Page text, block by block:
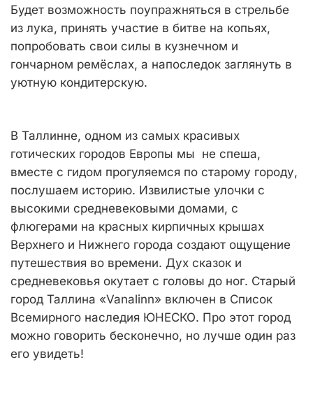
Будет возможность поупражняться в стрельбе
из лука, принять участие в битве на копьях,
попробовать свои силы в кузнечном и
гончарном ремёслах, а напоследок заглянуть в
уютную кондитерскую.
В Таллинне, одном из самых красивых
готических городов Европы мы не спеша,
вместе с гидом прогуляемся по старому городу,
послушаем историю. Извилистые улочки с
высокими средневековыми домами, с
флюгерами на красных кирпичных крышах
Верхнего и Нижнего города создают ощущение
путешествия во времени. Дух сказок и
средневековья окутает с головы до ног. Старый
город Таллина «Vanalinn» включен в Список
Всемирного наследия ЮНЕСКО. Про этот город
можно говорить бесконечно, но лучше один раз
его увидеть!